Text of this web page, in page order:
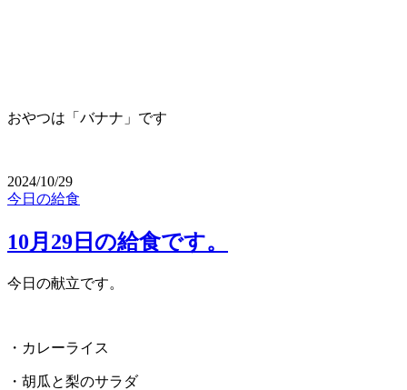
おやつは「バナナ」です
2024/10/29
今日の給食
10月29日の給食です。
今日の献立です。
・カレーライス
・胡瓜と梨のサラダ